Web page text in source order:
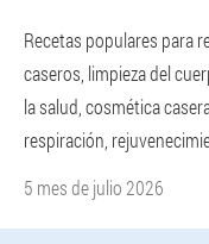
Recetas populares para
caseros, limpieza del
la salud, cosmética
respiración,
5 mes de julio 2026